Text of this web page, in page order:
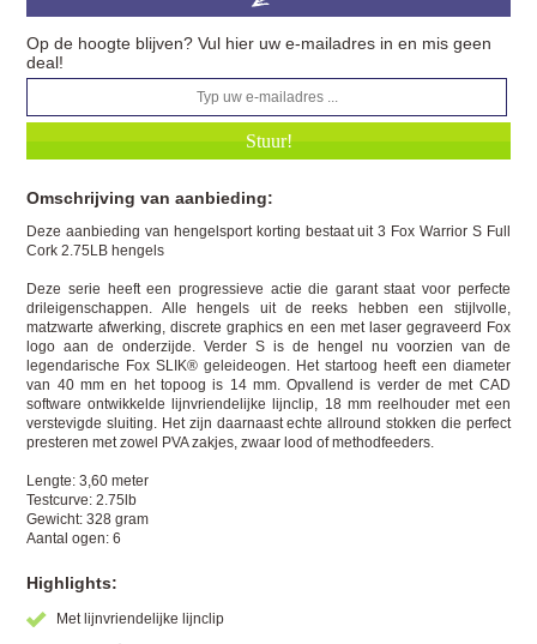
Op de hoogte blijven? Vul hier uw e-mailadres in en mis geen
deal!
Omschrijving van aanbieding:
Deze aanbieding van hengelsport korting bestaat uit 3 Fox Warrior S Full
Cork 2.75LB hengels
Deze serie heeft een progressieve actie die garant staat voor perfecte
drileigenschappen. Alle hengels uit de reeks hebben een stijlvolle,
matzwarte afwerking, discrete graphics en een met laser gegraveerd Fox
logo aan de onderzijde. Verder S is de hengel nu voorzien van de
legendarische Fox SLIK® geleideogen. Het startoog heeft een diameter
van 40 mm en het topoog is 14 mm. Opvallend is verder de met CAD
software ontwikkelde lijnvriendelijke lijnclip, 18 mm reelhouder met een
verstevigde sluiting. Het zijn daarnaast echte allround stokken die perfect
presteren met zowel PVA zakjes, zwaar lood of methodfeeders.
Lengte: 3,60 meter
Testcurve: 2.75lb
Gewicht: 328 gram
Aantal ogen: 6
Highlights:
Met lijnvriendelijke lijnclip